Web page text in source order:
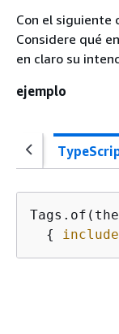
Con el siguiente
Considere qué
en claro su
ejemplo
{